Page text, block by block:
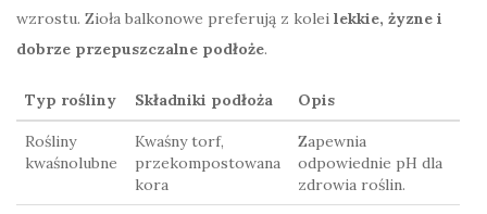
wzrostu. Zioła balkonowe preferują z kolei lekkie, żyzne i
dobrze przepuszczalne podłoże.
Typ rośliny Składniki podłoża Opis
Rośliny
kwaśnolubne
Kwaśny torf,
przekompostowana
kora
Zapewnia
odpowiednie pH dla
zdrowia roślin.